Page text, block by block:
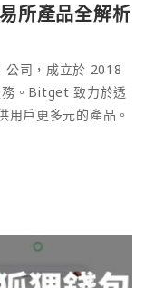
所產品全解析
司，成立於 2018
。Bitget 致力於透
用戶更多元的產品。